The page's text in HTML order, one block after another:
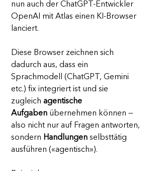
nun auch der ChatGPT-Entwickler
OpenAI mit Atlas einen KI-Browser
lanciert.
Diese Browser zeichnen sich
dadurch aus, dass ein
Sprachmodell (ChatGPT, Gemini
etc.) fix integriert ist und sie
zugleich agentische
Aufgaben übernehmen können —
also nicht nur auf Fragen antworten,
sondern Handlungen selbsttätig
ausführen («agentisch»).